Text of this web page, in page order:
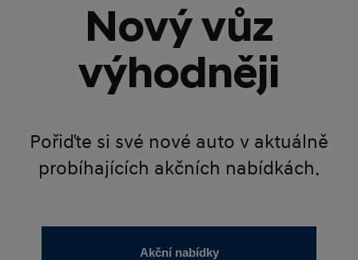
Nový vůz
výhodněji
Pořiďte si své nové auto v aktuálně
probíhajících akčních nabídkách.
Akční nabídky